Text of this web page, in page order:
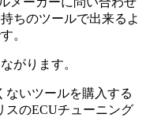
ちのツールで出来るよ
。
がります。
ないツールを購入する
スのECUチューニング